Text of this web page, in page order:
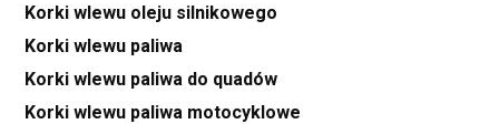
Korki wlewu oleju silnikowego
Korki wlewu paliwa
Korki wlewu paliwa do quadów
Korki wlewu paliwa motocyklowe